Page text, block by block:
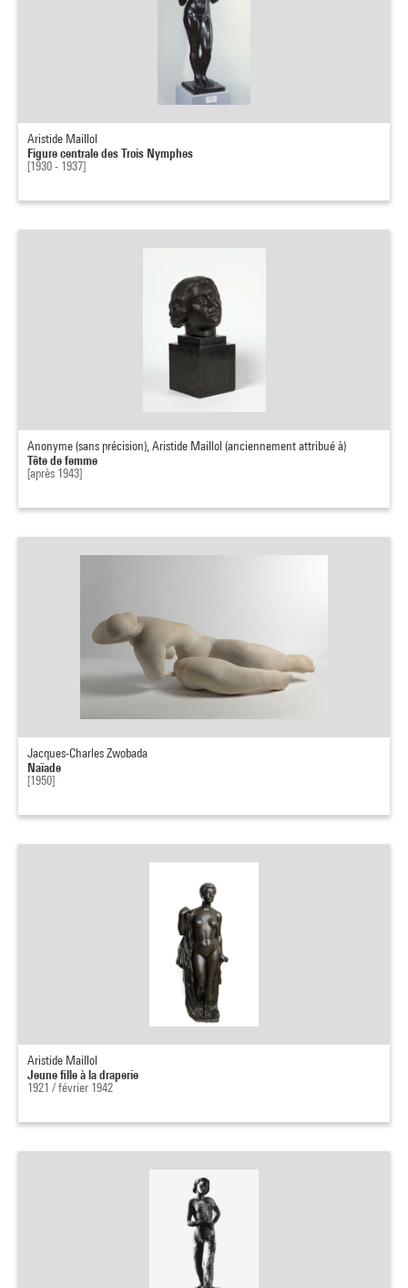
Aristide Maillol
Figure centrale des Trois Nymphes
[1930 - 1937]
Anonyme (sans précision), Aristide Maillol (anciennement attribué à)
Tête de femme
[après 1943]
Jacques-Charles Zwobada
Naïade
[1950]
Aristide Maillol
Jeune fille à la draperie
1921 / février 1942